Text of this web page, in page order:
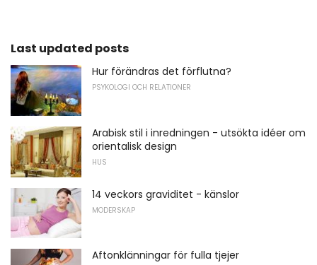
Last updated posts
Hur förändras det förflutna?
PSYKOLOGI OCH RELATIONER
Arabisk stil i inredningen - utsökta idéer om
orientalisk design
HUS
14 veckors graviditet - känslor
MODERSKAP
Aftonklänningar för fulla tjejer